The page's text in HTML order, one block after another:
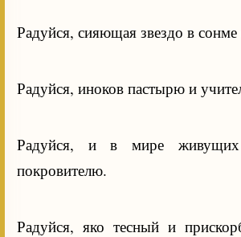
Радуйся, сияющая звездо в
Радуйся, иноков пастырю и
Радуйся, и в мире живущих
покровителю.
Радуйся, яко тесный и